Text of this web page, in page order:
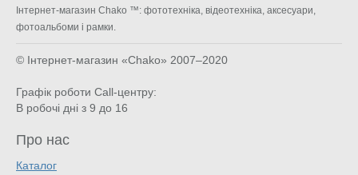
Інтернет-магазин Chako ™: фототехніка, відеотехніка, аксесуари,
фотоальбоми і рамки.
© Інтернет-магазин «Chako» 2007–2020
Графік роботи Call-центру:
В робочі дні з 9 до 16
Про нас
Каталог